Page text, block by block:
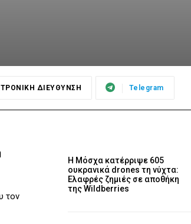
ΔΙΕΥΘΥΝΣΗ Telegram
τον
Η Μόσχα κατέρριψε 605
ουκρανικά drones τη νύχτα:
Ελαφρές ζημιές σε αποθήκη
της Wildberries